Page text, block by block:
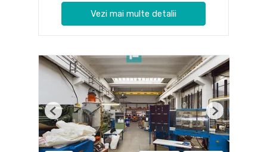
Vezi mai multe detalii
Previous Next